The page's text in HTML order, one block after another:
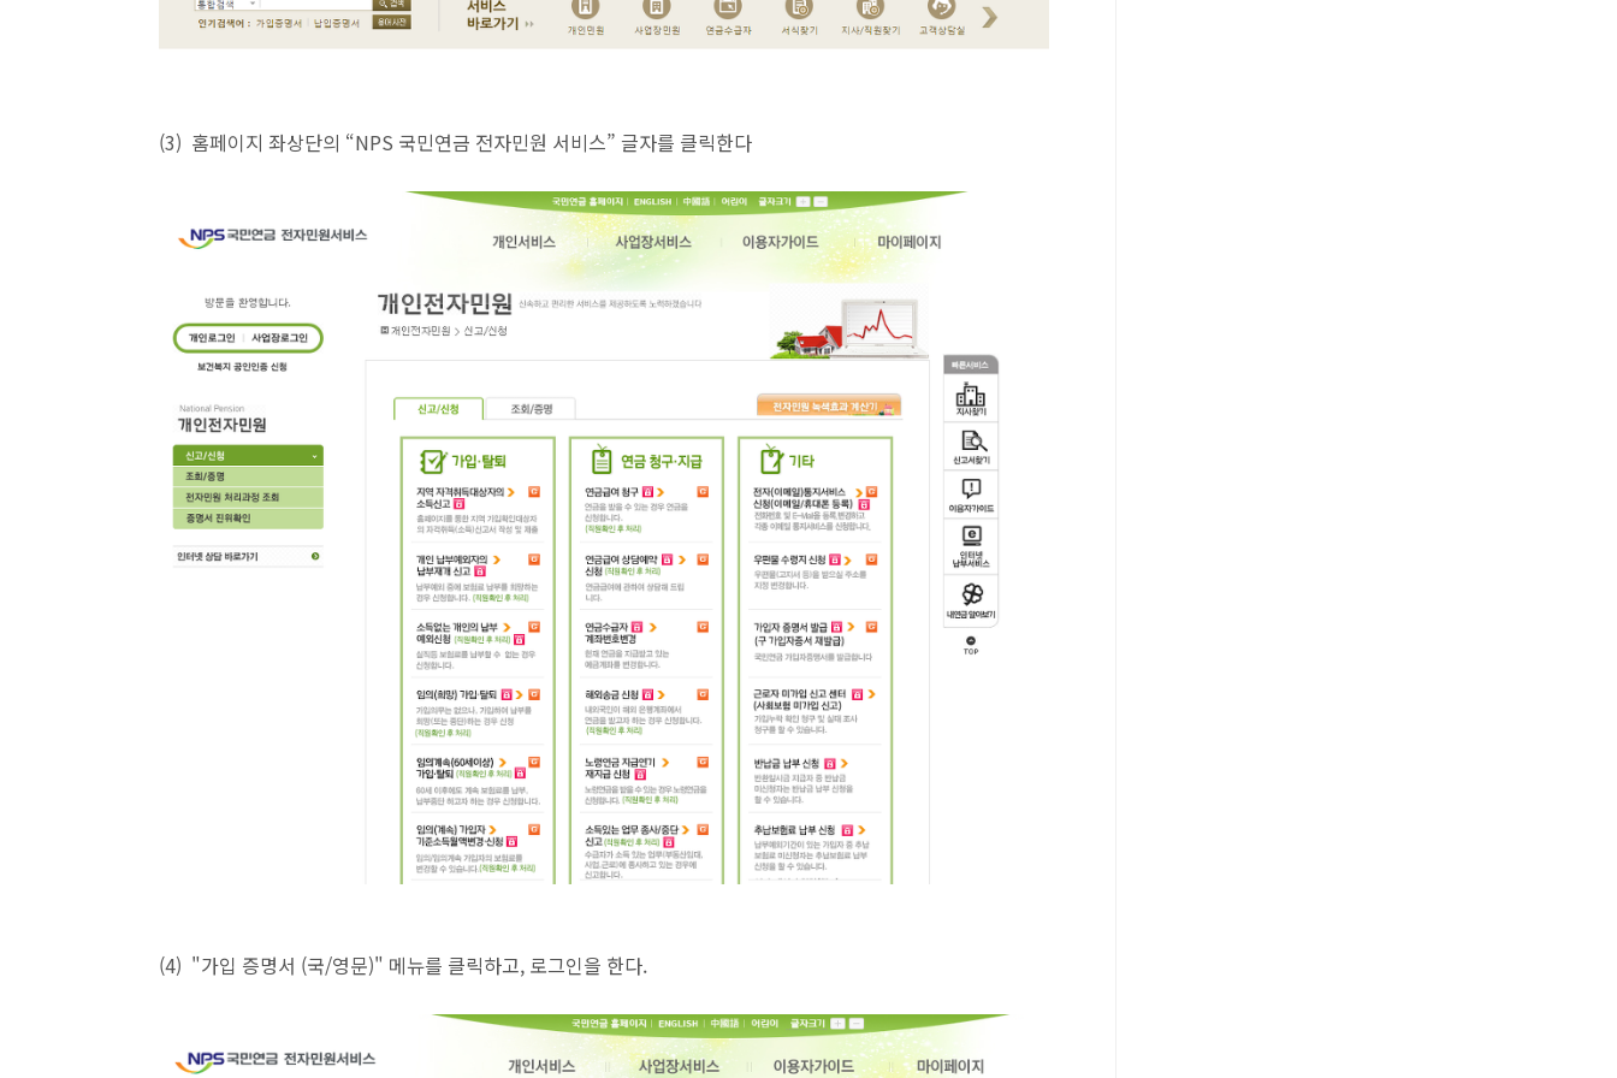
(3) 홈페이지 좌상단의 “NPS 국민연금 전자민원 서비스” 글자를 클릭한다
(4) "가입 증명서 (국/영문)" 메뉴를 클릭하고, 로그인을 한다.